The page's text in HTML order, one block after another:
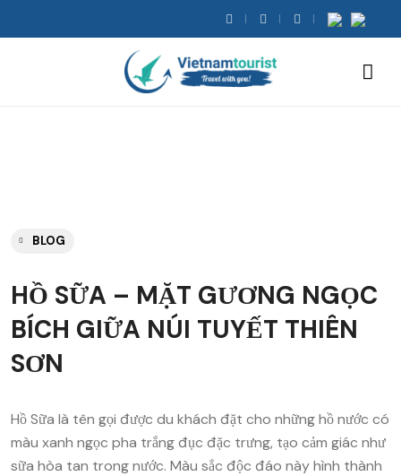
BLOG
HỒ SỮA – MẶT GƯƠNG NGỌC
BÍCH GIỮA NÚI TUYẾT THIÊN
SƠN
Hồ Sữa là tên gọi được du khách đặt cho những hồ nước có
màu xanh ngọc pha trắng đục đặc trưng, tạo cảm giác như
sữa hòa tan trong nước. Màu sắc độc đáo này hình thành